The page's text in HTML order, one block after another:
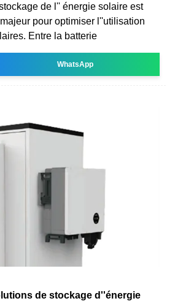
de l'' énergie solaire est
pour optimiser l''utilisation
Entre la batterie
WhatsApp
de stockage d''énergie